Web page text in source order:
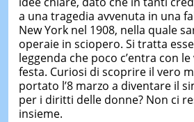
a una tragedia avvenuta in una
New York nel 1908, nella quale
operaie in sciopero. Si tratta
leggenda che poco c’entra con
festa. Curiosi di scoprire il vero
portato l’8 marzo a diventare il
per i diritti delle donne? Non ci
insieme.